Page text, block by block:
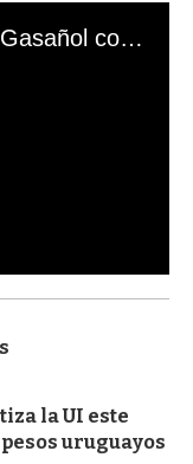
El mal momento de Yanina Gasañol con un hincha argentino en "Subrayado"
la UI este
uruguayos